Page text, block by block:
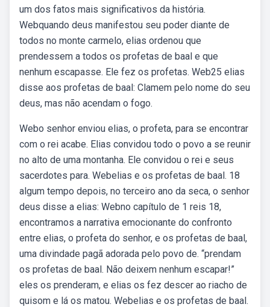
um dos fatos mais significativos da história.
Webquando deus manifestou seu poder diante de
todos no monte carmelo, elias ordenou que
prendessem a todos os profetas de baal e que
nenhum escapasse. Ele fez os profetas. Web25 elias
disse aos profetas de baal: Clamem pelo nome do seu
deus, mas não acendam o fogo.
Webo senhor enviou elias, o profeta, para se encontrar
com o rei acabe. Elias convidou todo o povo a se reunir
no alto de uma montanha. Ele convidou o rei e seus
sacerdotes para. Webelias e os profetas de baal. 18
algum tempo depois, no terceiro ano da seca, o senhor
deus disse a elias: Webno capítulo de 1 reis 18,
encontramos a narrativa emocionante do confronto
entre elias, o profeta do senhor, e os profetas de baal,
uma divindade pagã adorada pelo povo de. “prendam
os profetas de baal. Não deixem nenhum escapar!”
eles os prenderam, e elias os fez descer ao riacho de
quisom e lá os matou. Webelias e os profetas de baal.